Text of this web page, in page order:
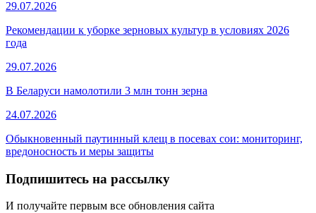
29.07.2026
Рекомендации к уборке зерновых культур в условиях 2026
года
29.07.2026
В Беларуси намолотили 3 млн тонн зерна
24.07.2026
Обыкновенный паутинный клещ в посевах сои: мониторинг,
вредоносность и меры защиты
Подпишитесь на рассылку
И получайте первым все обновления сайта